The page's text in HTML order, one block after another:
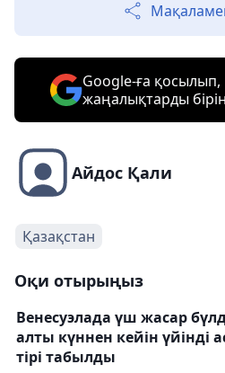
Google-ға қосылып,
жаңалықтарды
Айдос Қали
Қазақстан
Оқи отырыңыз
Венесуэлада үш жасар
алты күннен кейін үйінді
тірі табылды